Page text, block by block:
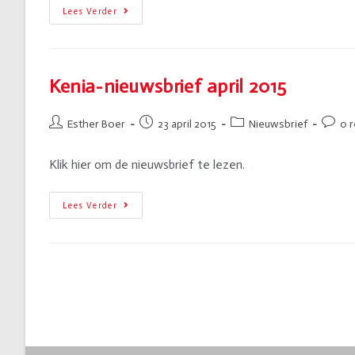
Lees Verder
Kenia-nieuwsbrief april 2015
Esther Boer 23 april 2015 Nieuwsbrief 0
Klik hier om de nieuwsbrief te lezen.
Lees Verder